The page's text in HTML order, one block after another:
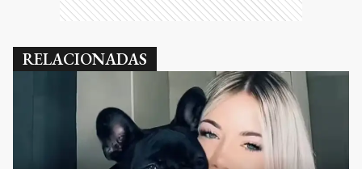
RELACIONADAS